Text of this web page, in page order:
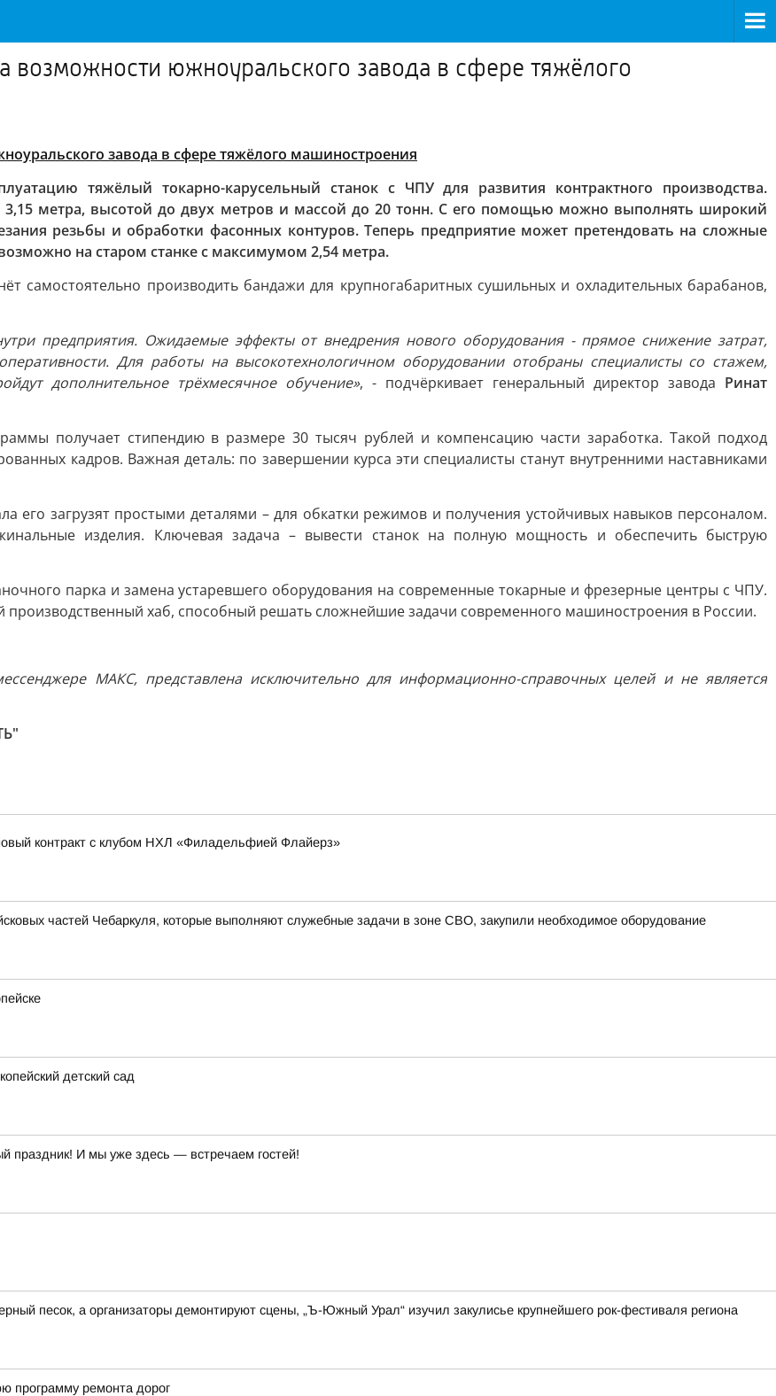
южноуральского завода в сфере тяжёлого
завода в сфере тяжёлого машиностроения
тяжёлый токарно-карусельный станок с ЧПУ для развития контрактного производства.
3,15 метра, высотой до двух метров и массой до 20 тонн. С его помощью можно выполнять широкий
резьбы и обработки фасонных контуров. Теперь предприятие может претендовать на сложные
на старом станке с максимумом 2,54 метра.
самостоятельно производить бандажи для крупногабаритных сушильных и охладительных барабанов,
предприятия. Ожидаемые эффекты от внедрения нового оборудования - прямое снижение затрат,
Для работы на высокотехнологичном оборудовании отобраны специалисты со стажем,
дополнительное трёхмесячное обучение», - подчёркивает генеральный директор завода Ринат
получает стипендию в размере 30 тысяч рублей и компенсацию части заработка. Такой подход
кадров. Важная деталь: по завершении курса эти специалисты станут внутренними наставниками
его загрузят простыми деталями – для обкатки режимов и получения устойчивых навыков персоналом.
изделия. Ключевая задача – вывести станок на полную мощность и обеспечить быструю
парка и замена устаревшего оборудования на современные токарные и фрезерные центры с ЧПУ.
хаб, способный решать сложнейшие задачи современного машиностроения в России.
МАКС, представлена исключительно для информационно-справочных целей и не является
контракт с клубом НХЛ «Филадельфией Флайерз»
частей Чебаркуля, которые выполняют служебные задачи в зоне СВО, закупили необходимое оборудование
детский сад
И мы уже здесь — встречаем гостей!
песок, а организаторы демонтируют сцены, „Ъ-Южный Урал“ изучил закулисье крупнейшего рок-фестиваля региона
программу ремонта дорог